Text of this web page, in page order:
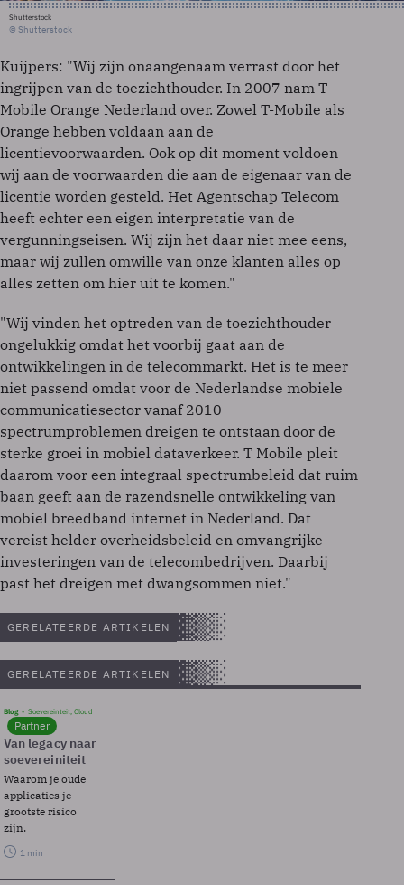
Shutterstock
© Shutterstock
Kuijpers: "Wij zijn onaangenaam verrast door het
ingrijpen van de toezichthouder. In 2007 nam T
Mobile Orange Nederland over. Zowel T-Mobile als
Orange hebben voldaan aan de
licentievoorwaarden. Ook op dit moment voldoen
wij aan de voorwaarden die aan de eigenaar van de
licentie worden gesteld. Het Agentschap Telecom
heeft echter een eigen interpretatie van de
vergunningseisen. Wij zijn het daar niet mee eens,
maar wij zullen omwille van onze klanten alles op
alles zetten om hier uit te komen."
"Wij vinden het optreden van de toezichthouder
ongelukkig omdat het voorbij gaat aan de
ontwikkelingen in de telecommarkt. Het is te meer
niet passend omdat voor de Nederlandse mobiele
communicatiesector vanaf 2010
spectrumproblemen dreigen te ontstaan door de
sterke groei in mobiel dataverkeer. T Mobile pleit
daarom voor een integraal spectrumbeleid dat ruim
baan geeft aan de razendsnelle ontwikkeling van
mobiel breedband internet in Nederland. Dat
vereist helder overheidsbeleid en omvangrijke
investeringen van de telecombedrijven. Daarbij
past het dreigen met dwangsommen niet."
GERELATEERDE ARTIKELEN
GERELATEERDE ARTIKELEN
Blog Soevereinteit, Cloud
Partner
Van legacy naar
soevereiniteit
Waarom je oude
applicaties je
grootste risico
zijn.
1 min